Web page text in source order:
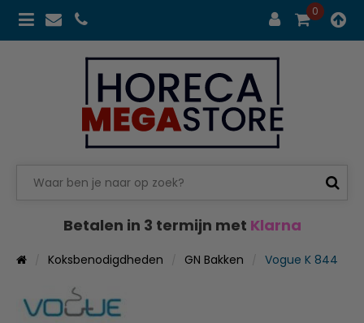
0
Betalen in 3 termijn met Klarna
Koksbenodigdheden GN Bakken Vogue K 844